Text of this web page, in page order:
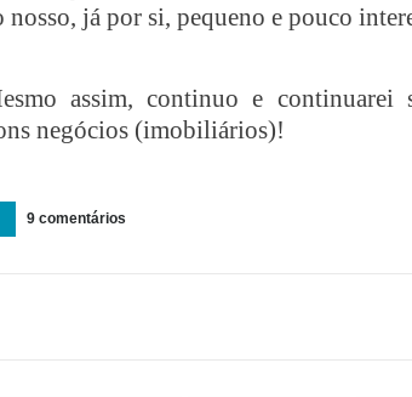
nosso, já por si, pequeno e pouco
assim, continuo e continuarei
negócios (imobiliários)!
9 comentários